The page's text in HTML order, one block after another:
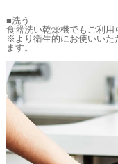
■洗う
食器洗い乾燥機でもご利用
※より衛生的にお使いいた
ます。